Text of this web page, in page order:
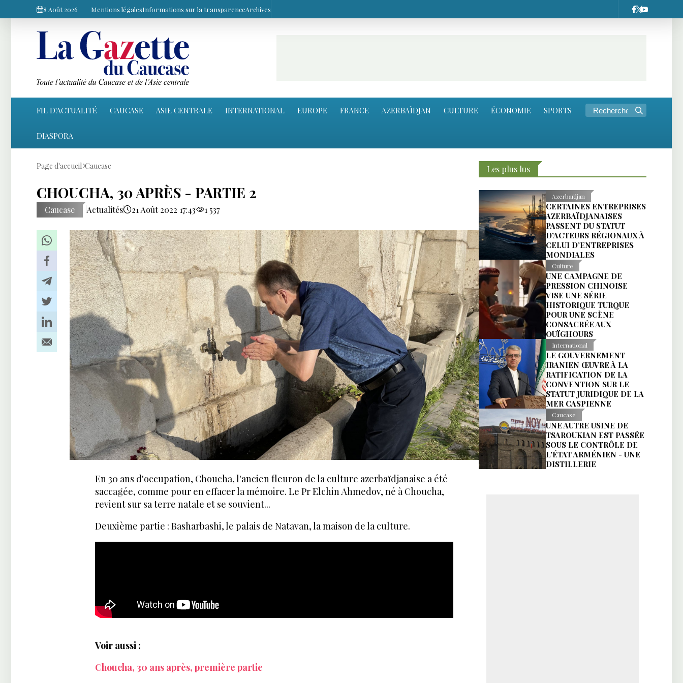
8 Août 2026 Mentions légalesInformations sur la transparenceArchives
FIL D'ACTUALITÉ CAUCASE ASIE CENTRALE INTERNATIONAL EUROPE FRANCE AZERBAÏDJAN CULTURE ÉCONOMIE SPORTS
DIASPORA
Page d'accueil Caucase
CHOUCHA, 30 APRÈS - PARTIE 2
Caucase Actualités 21 Août 2022 17:43 1 537
En 30 ans d'occupation, Choucha, l'ancien fleuron de la culture azerbaïdjanaise a été
saccagée, comme pour en effacer la mémoire. Le Pr Elchin Ahmedov, né à Choucha,
revient sur sa terre natale et se souvient...
Deuxième partie : Basharbashi, le palais de Natavan, la maison de la culture.
Voir aussi :
Choucha, 30 ans après, première partie
Les plus lus
Azerbaïdjan
CERTAINES ENTREPRISES
AZERBAÏDJANAISES
PASSENT DU STATUT
D’ACTEURS RÉGIONAUX À
CELUI D’ENTREPRISES
MONDIALES
Culture
UNE CAMPAGNE DE
PRESSION CHINOISE
VISE UNE SÉRIE
HISTORIQUE TURQUE
POUR UNE SCÈNE
CONSACRÉE AUX
OUÏGHOURS
International
LE GOUVERNEMENT
IRANIEN ŒUVRE À LA
RATIFICATION DE LA
CONVENTION SUR LE
STATUT JURIDIQUE DE LA
MER CASPIENNE
Caucase
UNE AUTRE USINE DE
TSAROUKIAN EST PASSÉE
SOUS LE CONTRÔLE DE
L’ÉTAT ARMÉNIEN - UNE
DISTILLERIE